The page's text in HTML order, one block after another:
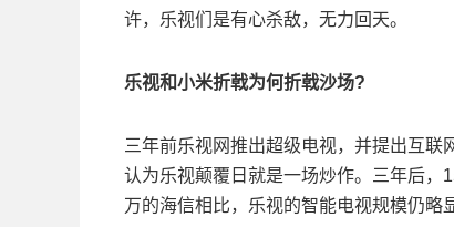
许，乐视们是有心杀敌，无力回天。
乐视和小米折戟为何折戟沙场?
三年前乐视网推出超级电视，并提出互
认为乐视颠覆日就是一场炒作。三年后，
万的海信相比，乐视的智能电视规模仍略